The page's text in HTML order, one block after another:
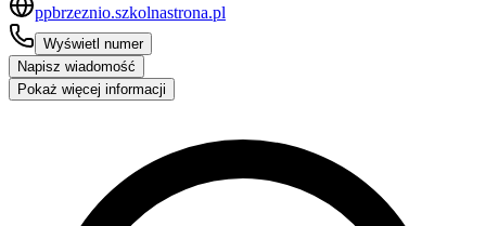
ppbrzeznio.szkolnastrona.pl
Wyświetl numer
Napisz wiadomość
Pokaż więcej informacji